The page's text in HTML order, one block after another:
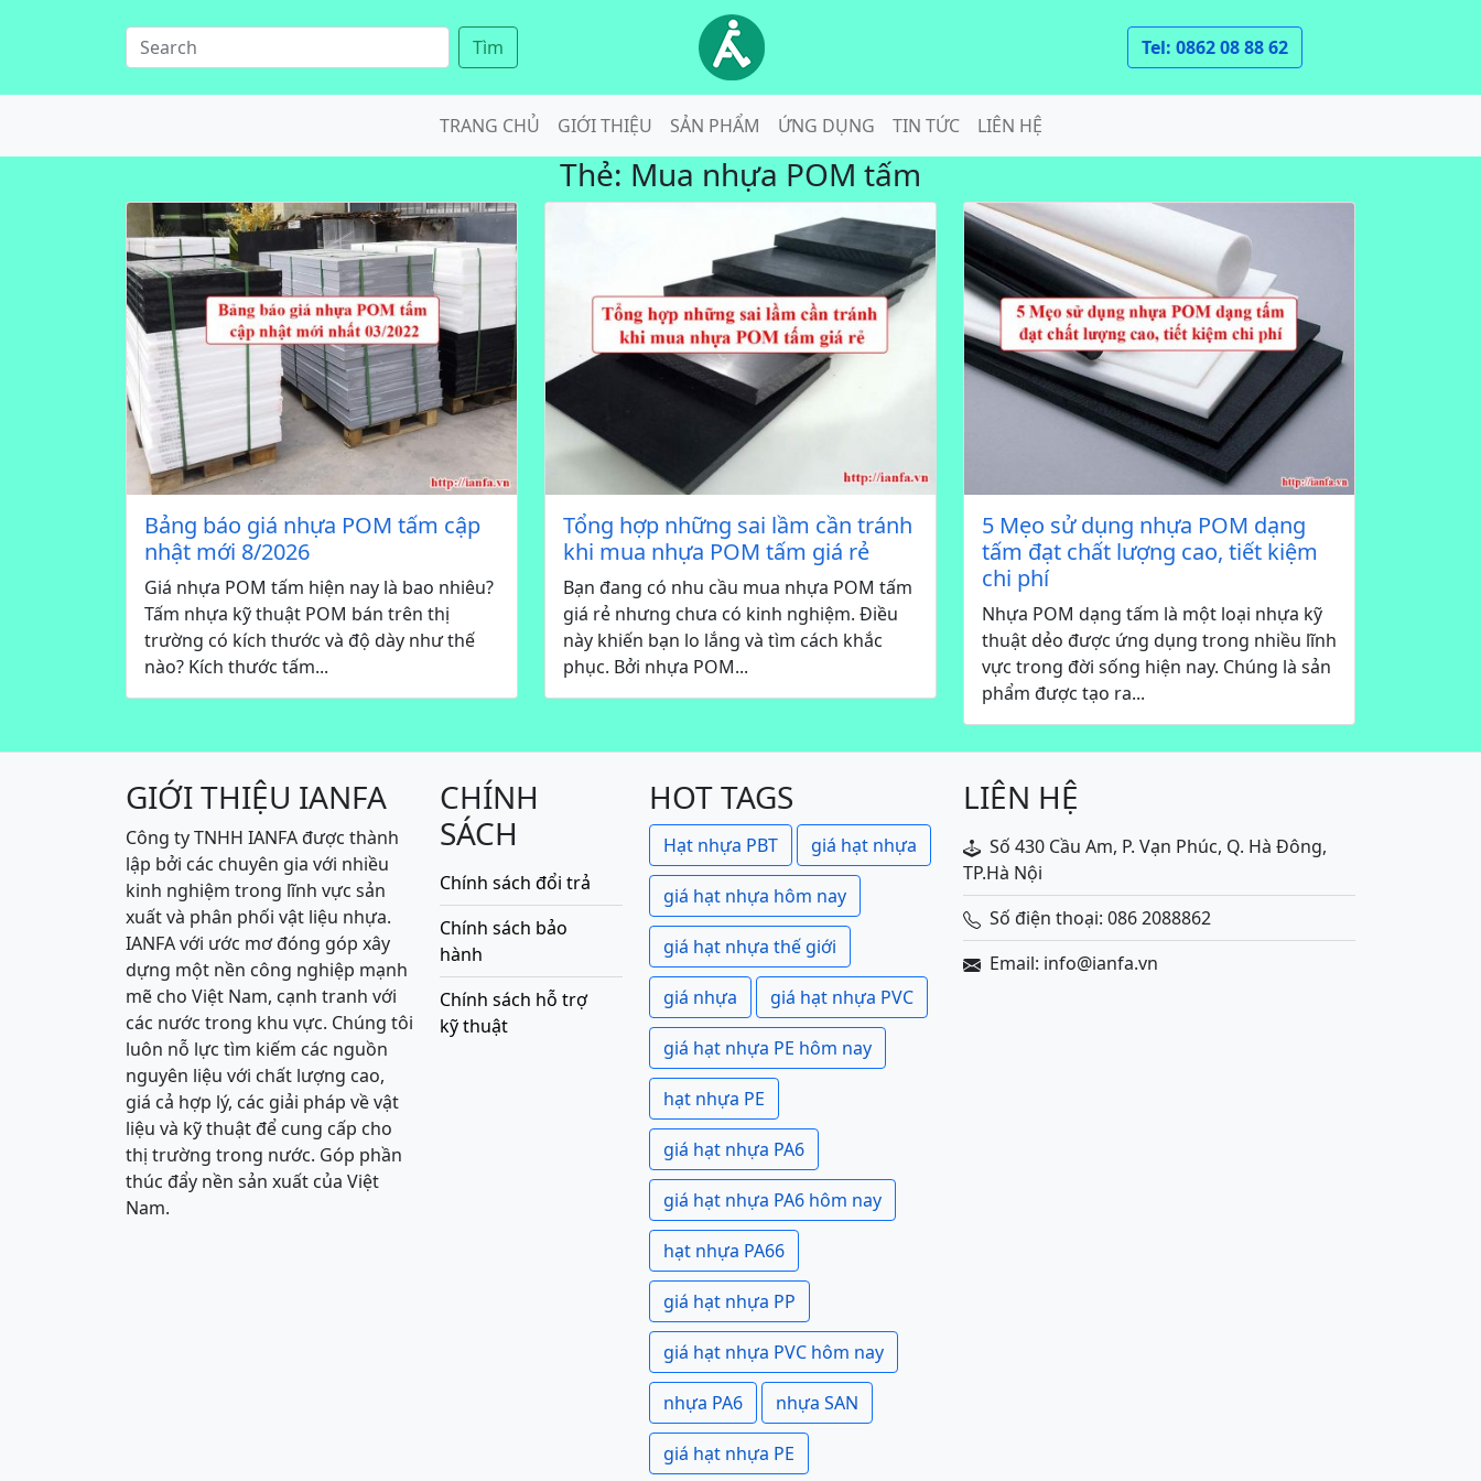
Tìm Tel: 0862 08 88 62
TRANG CHỦ GIỚI THIỆU SẢN PHẨM ỨNG DỤNG TIN TỨC LIÊN HỆ
Thẻ: Mua nhựa POM tấm
Bảng báo giá nhựa POM tấm cập
nhật mới 8/2026
Giá nhựa POM tấm hiện nay là bao nhiêu?
Tấm nhựa kỹ thuật POM bán trên thị
trường có kích thước và độ dày như thế
nào? Kích thước tấm...
Tổng hợp những sai lầm cần tránh
khi mua nhựa POM tấm giá rẻ
Bạn đang có nhu cầu mua nhựa POM tấm
giá rẻ nhưng chưa có kinh nghiệm. Điều
này khiến bạn lo lắng và tìm cách khắc
phục. Bởi nhựa POM...
5 Mẹo sử dụng nhựa POM dạng
tấm đạt chất lượng cao, tiết kiệm
chi phí
Nhựa POM dạng tấm là một loại nhựa kỹ
thuật dẻo được ứng dụng trong nhiều lĩnh
vực trong đời sống hiện nay. Chúng là sản
phẩm được tạo ra...
GIỚI THIỆU IANFA
Công ty TNHH IANFA được thành
lập bởi các chuyên gia với nhiều
kinh nghiệm trong lĩnh vực sản
xuất và phân phối vật liệu nhựa.
IANFA với ước mơ đóng góp xây
dựng một nền công nghiệp mạnh
mẽ cho Việt Nam, cạnh tranh với
các nước trong khu vực. Chúng tôi
luôn nỗ lực tìm kiếm các nguồn
nguyên liệu với chất lượng cao,
giá cả hợp lý, các giải pháp về vật
liệu và kỹ thuật để cung cấp cho
thị trường trong nước. Góp phần
thúc đẩy nền sản xuất của Việt
Nam.
CHÍNH
SÁCH
Chính sách đổi trả
Chính sách bảo
hành
Chính sách hỗ trợ
kỹ thuật
HOT TAGS
Hạt nhựa PBT giá hạt nhựa
giá hạt nhựa hôm nay
giá hạt nhựa thế giới
giá nhựa giá hạt nhựa PVC
giá hạt nhựa PE hôm nay
hạt nhựa PE
giá hạt nhựa PA6
giá hạt nhựa PA6 hôm nay
hạt nhựa PA66
giá hạt nhựa PP
giá hạt nhựa PVC hôm nay
nhựa PA6 nhựa SAN
giá hạt nhựa PE
LIÊN HỆ
Số 430 Cầu Am, P. Vạn Phúc, Q. Hà Đông,
TP.Hà Nội
Số điện thoại: 086 2088862
Email: info@ianfa.vn